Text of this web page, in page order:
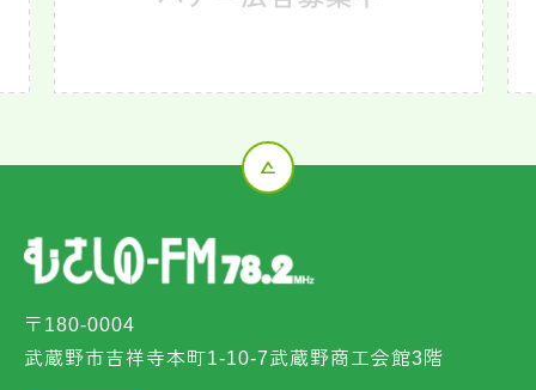
〒180-0004
武蔵野市吉祥寺本町1-10-7武蔵野商工会館3階